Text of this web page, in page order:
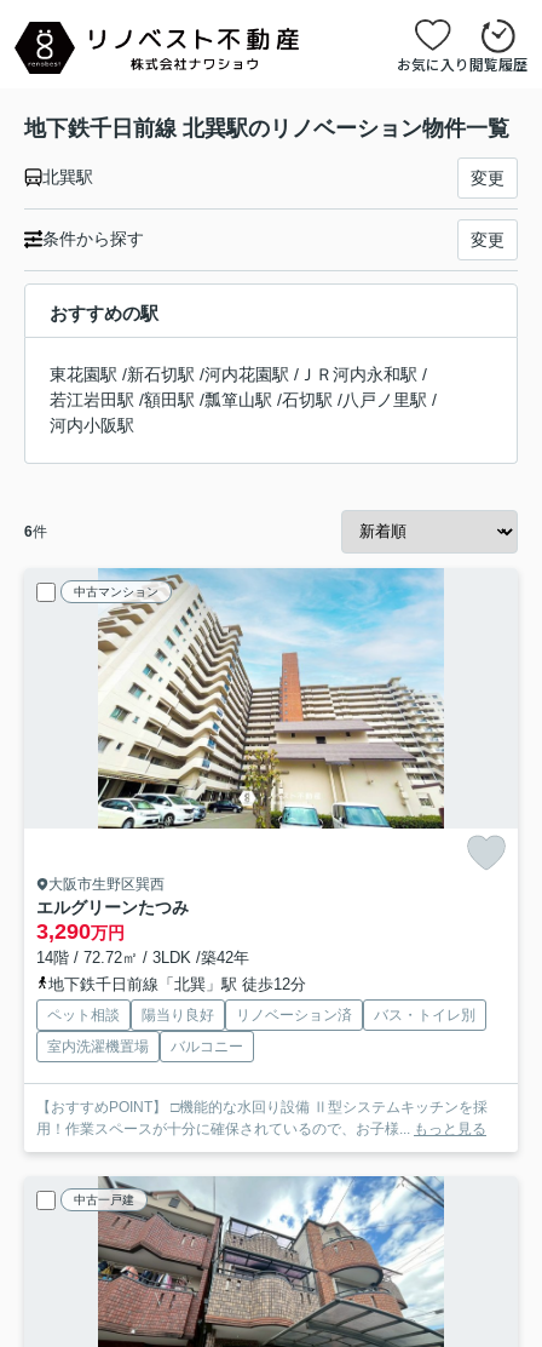
お気に入り閲覧履歴
地下鉄千日前線 北巽駅のリノベーション物件一覧
北巽駅 変更
条件から探す 変更
おすすめの駅
東花園駅 /新石切駅 /河内花園駅 / ＪＲ河内永和駅 /
若江岩田駅 /額田駅 /瓢箪山駅 /石切駅 /八戸ノ里駅 /
河内小阪駅
6件
中古マンション
大阪市生野区巽西
エルグリーンたつみ
3,290万円
14階 / 72.72㎡ / 3LDK /築42年
地下鉄千日前線「北巽」駅 徒歩12分
ペット相談 陽当り良好 リノベーション済
バス・トイレ別
室内洗濯機置場
バルコニー
【おすすめPOINT】 □機能的な水回り設備 Ⅱ型システムキッチンを採
用！作業スペースが十分に確保されているので、お子様...
もっと見る
中古一戸建